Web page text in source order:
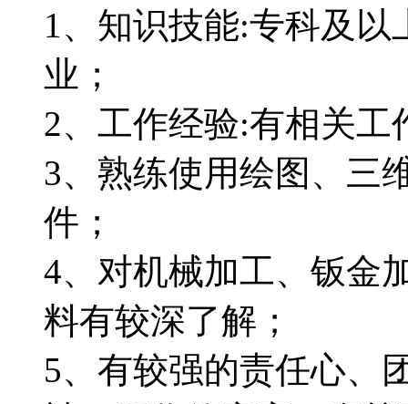
1、知识技能:专科及以
业；
2、工作经验:有相关工
3、熟练使用绘图、三
件；
4、对机械加工、钣金
料有较深了解；
5、有较强的责任心、